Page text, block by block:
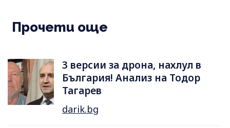
Прочети още
3 версии за дрона, нахлул в
България! Анализ на Тодор
Тагарев
darik.bg